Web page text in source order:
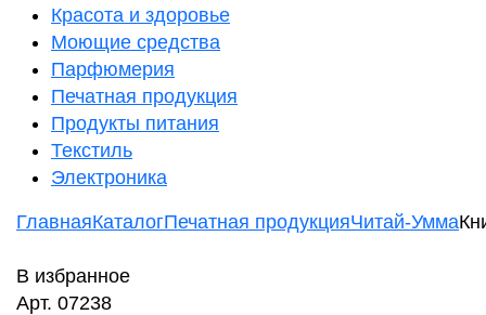
Красота и здоровье
Моющие средства
Парфюмерия
Печатная продукция
Продукты питания
Текстиль
Электроника
ГлавнаяКаталогПечатная продукцияЧитай-Умма
В избранное
Арт. 07238